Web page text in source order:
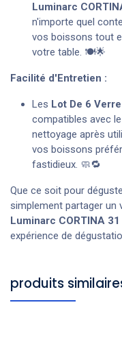
Luminarc
n'importe quel
vos boissons tout
votre table. 🍽️🌟
Facilité d'Entretien :
Les Lot De 6
compatibles avec
nettoyage après
vos boissons
fastidieux. 🧼🔁
Que ce soit pour
simplement partager un
Luminarc CORTINA 31
expérience de
produits